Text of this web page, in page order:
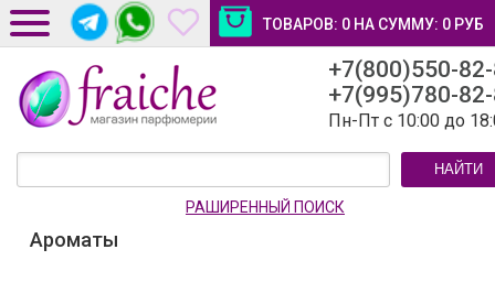
ТОВАРОВ: 0 НА СУММУ: 0 РУБ
ДОСТАВКА И ОПЛАТА
НОВОСТИ И СТАТЬИ
+7(800)550-
+7(995)780-
Пн-Пт с 10:00 до
НАЙТИ
РАШИРЕННЫЙ ПОИСК
Ароматы